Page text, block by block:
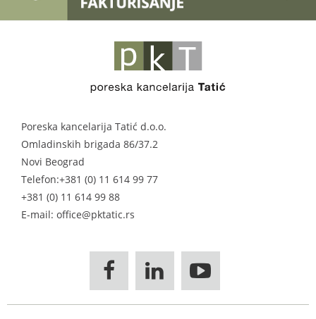
Poreska kancelarija Tatić d.o.o.
Omladinskih brigada 86/37.2
Novi Beograd
Telefon:+381 (0) 11 614 99 77
+381 (0) 11 614 99 88
E-mail: office@pktatic.rs
  